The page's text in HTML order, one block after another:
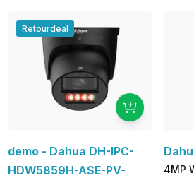
Retourdeal
demo - Dahua DH-IPC-
HDW5859H-ASE-PV-
4MP